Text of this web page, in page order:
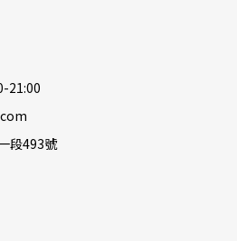
21:00
段493號